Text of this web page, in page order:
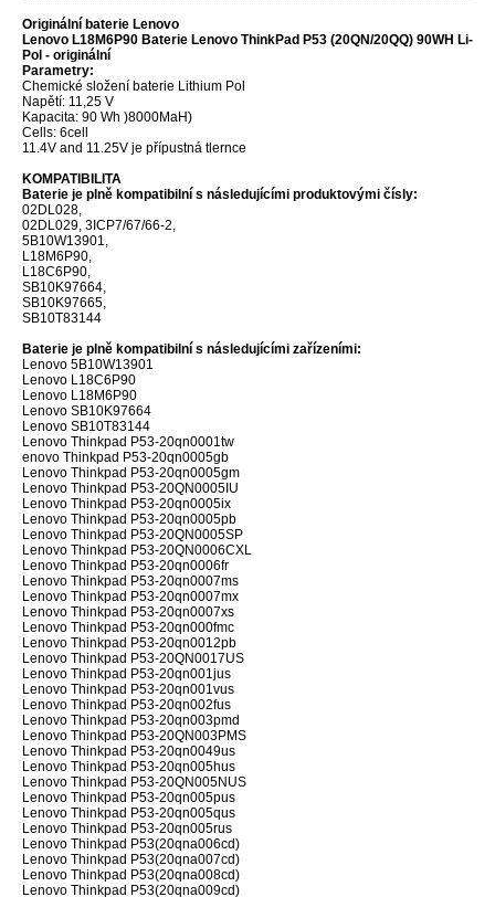
Originální baterie Lenovo
Lenovo L18M6P90 Baterie Lenovo ThinkPad P53 (20QN/20QQ) 90WH Li-
Pol - originální
Parametry:
Chemické složení baterie Lithium Pol
Napětí: 11,25 V
Kapacita: 90 Wh )8000MaH)
Cells: 6cell
11.4V and 11.25V je přípustná tlernce
KOMPATIBILITA
Baterie je plně kompatibilní s následujícími produktovými čísly:
02DL028,
02DL029, 3ICP7/67/66-2,
5B10W13901,
L18M6P90,
L18C6P90,
SB10K97664,
SB10K97665,
SB10T83144
Baterie je plně kompatibilní s následujícími zařízeními:
Lenovo 5B10W13901
Lenovo L18C6P90
Lenovo L18M6P90
Lenovo SB10K97664
Lenovo SB10T83144
Lenovo Thinkpad P53-20qn0001tw
enovo Thinkpad P53-20qn0005gb
Lenovo Thinkpad P53-20qn0005gm
Lenovo Thinkpad P53-20QN0005IU
Lenovo Thinkpad P53-20qn0005ix
Lenovo Thinkpad P53-20qn0005pb
Lenovo Thinkpad P53-20QN0005SP
Lenovo Thinkpad P53-20QN0006CXL
Lenovo Thinkpad P53-20qn0006fr
Lenovo Thinkpad P53-20qn0007ms
Lenovo Thinkpad P53-20qn0007mx
Lenovo Thinkpad P53-20qn0007xs
Lenovo Thinkpad P53-20qn000fmc
Lenovo Thinkpad P53-20qn0012pb
Lenovo Thinkpad P53-20QN0017US
Lenovo Thinkpad P53-20qn001jus
Lenovo Thinkpad P53-20qn001vus
Lenovo Thinkpad P53-20qn002fus
Lenovo Thinkpad P53-20qn003pmd
Lenovo Thinkpad P53-20QN003PMS
Lenovo Thinkpad P53-20qn0049us
Lenovo Thinkpad P53-20qn005hus
Lenovo Thinkpad P53-20QN005NUS
Lenovo Thinkpad P53-20qn005pus
Lenovo Thinkpad P53-20qn005qus
Lenovo Thinkpad P53-20qn005rus
Lenovo Thinkpad P53(20qna006cd)
Lenovo Thinkpad P53(20qna007cd)
Lenovo Thinkpad P53(20qna008cd)
Lenovo Thinkpad P53(20qna009cd)